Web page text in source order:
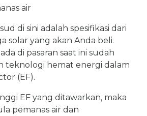
air
di sini adalah spesifikasi dari
solar yang akan Anda beli.
di pasaran saat ini sudah
teknologi hemat energi dalam
(EF).
EF yang ditawarkan, maka
pemanas air dan